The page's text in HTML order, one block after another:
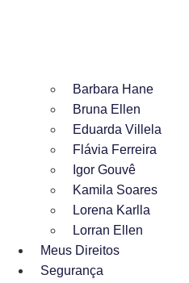
Barbara Hane
Bruna Ellen
Eduarda Villela
Flávia Ferreira
Igor Gouvê
Kamila Soares
Lorena Karlla
Lorran Ellen
Meus Direitos
Segurança